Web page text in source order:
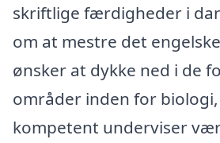
skriftlige færdigheder i
om at mestre det
ønsker at dykke ned i de
områder inden for
kompetent underviser